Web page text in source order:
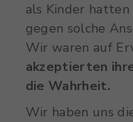
als Kinder
gegen solche
Wir waren auf
akzeptierten
die Wahrheit.
Wir haben uns